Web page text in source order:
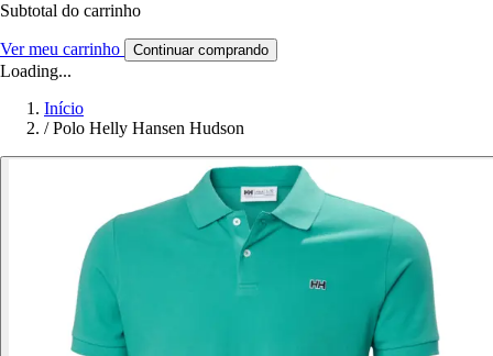
Subtotal do carrinho
Ver meu carrinho Continuar comprando
Loading...
Início
/ Polo Helly Hansen Hudson